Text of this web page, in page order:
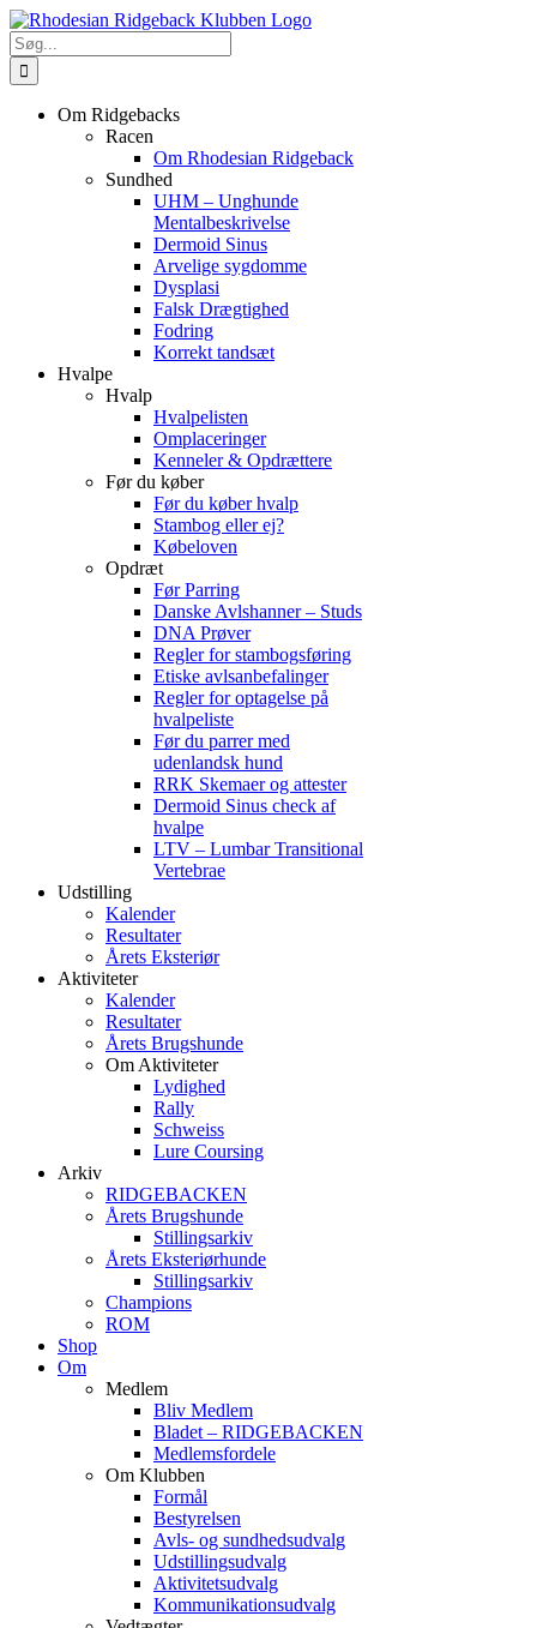
Skip
to
content
Søg
efter:
Om Ridgebacks
Racen
Om Rhodesian Ridgeback
Sundhed
UHM – Unghunde
Mentalbeskrivelse
Dermoid Sinus
Arvelige sygdomme
Dysplasi
Falsk Drægtighed
Fodring
Korrekt tandsæt
Hvalpe
Hvalp
Hvalpelisten
Omplaceringer
Kenneler & Opdrættere
Før du køber
Før du køber hvalp
Stambog eller ej?
Købeloven
Opdræt
Før Parring
Danske Avlshanner – Studs
DNA Prøver
Regler for stambogsføring
Etiske avlsanbefalinger
Regler for optagelse på
hvalpeliste
Før du parrer med
udenlandsk hund
RRK Skemaer og attester
Dermoid Sinus check af
hvalpe
LTV – Lumbar Transitional
Vertebrae
Udstilling
Kalender
Resultater
Årets Eksteriør
Aktiviteter
Kalender
Resultater
Årets Brugshunde
Om Aktiviteter
Lydighed
Rally
Schweiss
Lure Coursing
Arkiv
RIDGEBACKEN
Årets Brugshunde
Stillingsarkiv
Årets Eksteriørhunde
Stillingsarkiv
Champions
ROM
Shop
Om
Medlem
Bliv Medlem
Bladet – RIDGEBACKEN
Medlemsfordele
Om Klubben
Formål
Bestyrelsen
Avls- og sundhedsudvalg
Udstillingsudvalg
Aktivitetsudvalg
Kommunikationsudvalg